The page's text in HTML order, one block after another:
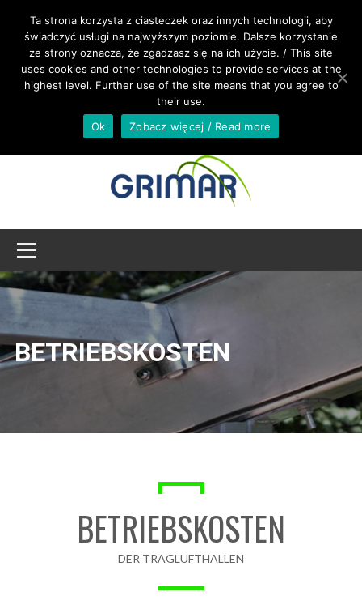
RUFEN SIE UNS AN +48 533 967 605
INTERNATIONAL@GRIMAR.EU
BETRIEBSKOSTEN
BETRIEBSKOSTEN
DER TRAGLUFTHALLEN
Ta strona korzysta z ciasteczek oraz innych technologii, aby
świadczyć usługi na najwyższym poziomie. Dalsze korzystanie
ze strony oznacza, że zgadzasz się na ich użycie. / This site
uses cookies and other technologies to provide services at the
highest level. Further use of the site means that you agree to
their use.
Ok
Zobacz więcej / Read more